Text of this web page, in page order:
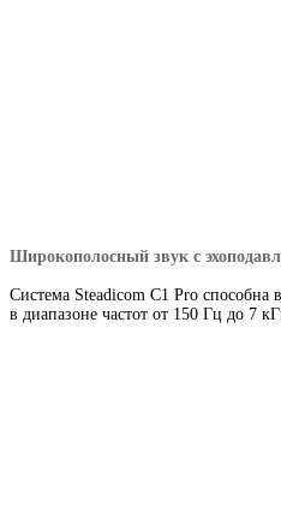
Широкополосный звук с
Система Steadicom C1 Pro способна
в диапазоне частот от 150 Гц до 7